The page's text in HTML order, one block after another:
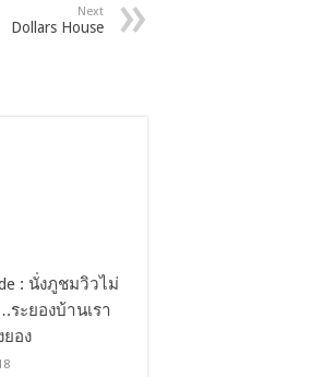
Next
Dollars House
: นั่งภูชมวิวไม่
ะยองบ้านเรา
อง